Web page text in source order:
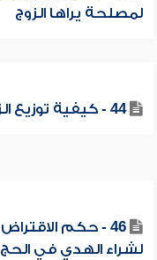
لمصلحة يراها الزوج
44 - كيفية توزيع الزكاة
46 - حكم الاقتراض
لشراء الهدي في الحج